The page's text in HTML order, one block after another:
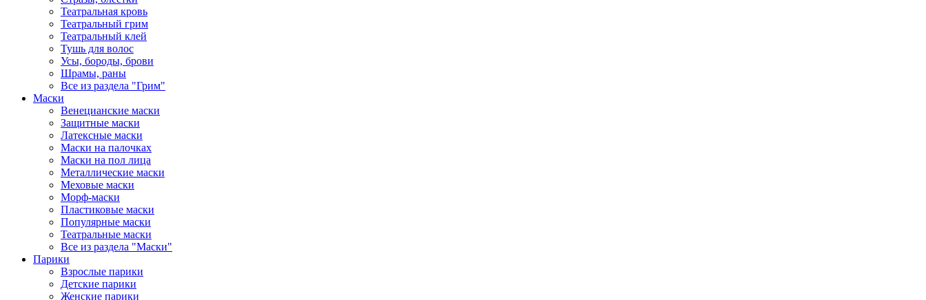
Театральная кровь
Театральный грим
Театральный клей
Тушь для волос
Усы, бороды, брови
Шрамы, раны
Все из раздела "Грим"
Маски
Венецианские маски
Защитные маски
Латексные маски
Маски на палочках
Маски на пол лица
Металлические маски
Меховые маски
Морф-маски
Пластиковые маски
Популярные маски
Театральные маски
Все из раздела "Маски"
Парики
Взрослые парики
Детские парики
Женские парики